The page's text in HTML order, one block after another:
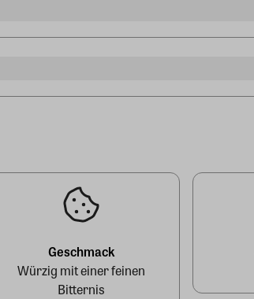
Geschmack
Würzig mit einer feinen
Bitternis